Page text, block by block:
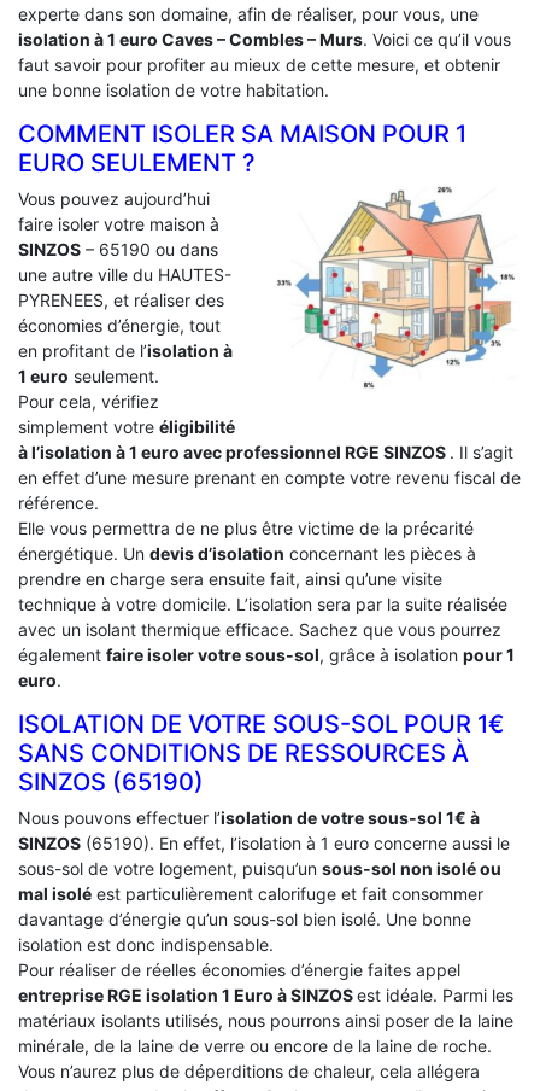
experte dans son domaine, afin de réaliser, pour vous, une
isolation à 1 euro Caves – Combles – Murs. Voici ce qu’il vous
faut savoir pour profiter au mieux de cette mesure, et obtenir
une bonne isolation de votre habitation.
COMMENT ISOLER SA MAISON POUR 1
EURO SEULEMENT ?
Vous pouvez aujourd’hui
faire isoler votre maison à
SINZOS – 65190 ou dans
une autre ville du HAUTES-
PYRENEES, et réaliser des
économies d’énergie, tout
en profitant de l’isolation à
1 euro seulement.
Pour cela, vérifiez
simplement votre éligibilité
à l’isolation à 1 euro avec professionnel RGE SINZOS . Il s’agit
en effet d’une mesure prenant en compte votre revenu fiscal de
référence.
Elle vous permettra de ne plus être victime de la précarité
énergétique. Un devis d’isolation concernant les pièces à
prendre en charge sera ensuite fait, ainsi qu’une visite
technique à votre domicile. L’isolation sera par la suite réalisée
avec un isolant thermique efficace. Sachez que vous pourrez
également faire isoler votre sous-sol, grâce à isolation pour 1
euro.
ISOLATION DE VOTRE SOUS-SOL POUR 1€
SANS CONDITIONS DE RESSOURCES À
‎SINZOS (65190)
Nous pouvons effectuer l’isolation de votre sous-sol 1€ à
SINZOS (65190). En effet, l’isolation à 1 euro concerne aussi le
sous-sol de votre logement, puisqu’un sous-sol non isolé ou
mal isolé est particulièrement calorifuge et fait consommer
davantage d’énergie qu’un sous-sol bien isolé. Une bonne
isolation est donc indispensable.
Pour réaliser de réelles économies d’énergie faites appel
entreprise RGE isolation 1 Euro à SINZOSest idéale. Parmi les
matériaux isolants utilisés, nous pourrons ainsi poser de la laine
minérale, de la laine de verre ou encore de la laine de roche.
Vous n’aurez plus de déperditions de chaleur, cela allégera